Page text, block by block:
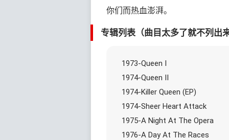
你们而热血澎湃。
专辑列表（曲目太多了就不列出
1973-Queen I
1974-Queen II
1974-Killer Queen (EP)
1974-Sheer Heart Attack
1975-A Night At The Opera
1976-A Day At The Races